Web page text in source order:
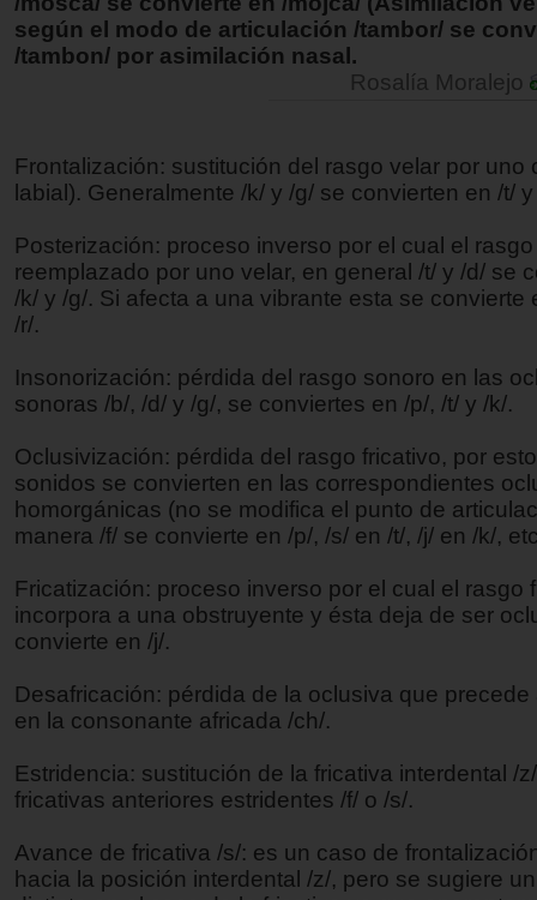
según el modo de articulación /tambor/ se
/tambon/ por asimilación nasal.
Rosalía Moralejo
Frontalización: sustitución del rasgo velar por uno
labial). Generalmente /k/ y /g/ se convierten en /t/
Posterización: proceso inverso por el cual el
reemplazado por uno velar, en general /t/ y /d/ se
/k/ y /g/. Si afecta a una vibrante esta se convierte
/r/.
Insonorización: pérdida del rasgo sonoro en las
sonoras /b/, /d/ y /g/, se conviertes en /p/, /t/ y /k/.
Oclusivización: pérdida del rasgo fricativo, por
sonidos se convierten en las correspondientes
homorgánicas (no se modifica el punto de
manera /f/ se convierte en /p/, /s/ en /t/, /j/ en /k/,
Fricatización: proceso inverso por el cual el rasgo
incorpora a una obstruyente y ésta deja de ser
convierte en /j/.
Desafricación: pérdida de la oclusiva que precede
en la consonante africada /ch/.
Estridencia: sustitución de la fricativa interdental /
fricativas anteriores estridentes /f/ o /s/.
Avance de fricativa /s/: es un caso de
hacia la posición interdental /z/, pero se sugiere